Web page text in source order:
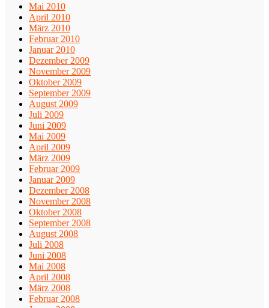
Mai 2010
April 2010
März 2010
Februar 2010
Januar 2010
Dezember 2009
November 2009
Oktober 2009
September 2009
August 2009
Juli 2009
Juni 2009
Mai 2009
April 2009
März 2009
Februar 2009
Januar 2009
Dezember 2008
November 2008
Oktober 2008
September 2008
August 2008
Juli 2008
Juni 2008
Mai 2008
April 2008
März 2008
Februar 2008